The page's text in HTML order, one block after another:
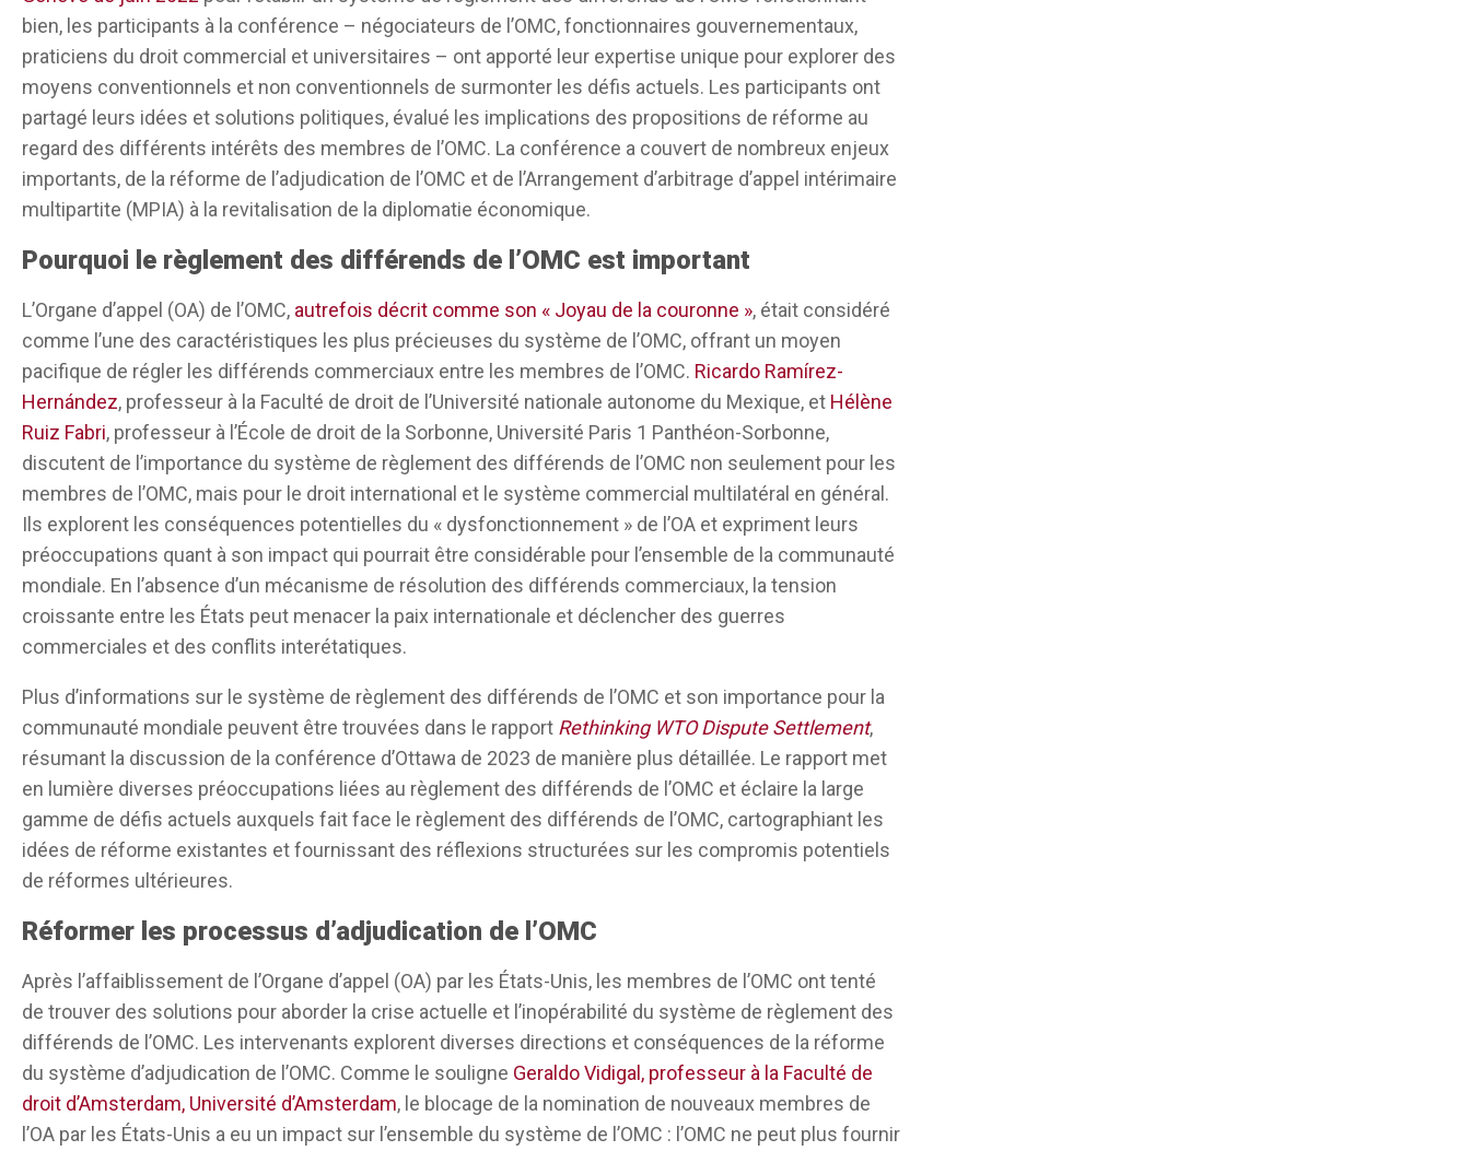
qui vient ensuite, ce ne sont pas seulement des guerres commerciales, mais des guerres
tout court, et si nous ne trouvons pas les moyens de régler les différends de manière
pacifique, le commerce deviendra un déclencheur de tensions supplémentaires. Aussi, le
multilatéralisme est menacé aujourd’hui et je pense que le principal défi de la prochaine
décennie est de sauver ce qui existe afin de préserver les meilleures chances de paix. Je ne
parle donc pas exclusivement d’un système d’arbitrage, mais d’une approche qui favorise le
règlement pacifique des différends.
Le problème pratique central est que les États-Unis, en particulier, sont mécontents de
l’Organe d’appel depuis de nombreuses années et ont décidé d’agir en conséquence, en
utilisant une disposition des accords qui exige un consensus, et démanteler l’Organe
d’appel. Cela signifie que l’OMC ne peut plus fournir le type de règlement des différends
contraignant pour lequel elle est devenue célèbre et qui a fait d’elle une organisation forte du
point de vue des différents pays.
Il n’est probablement pas possible de ramener les États-Unis dans une forme révisée de
système à deux niveaux tel que nous le connaissons aujourd’hui. Je pense que, et c’est en
fait une expérience assez intéressante, un certain nombre de membres ont créé un
système alternatif de règlement des différends, y compris l’Union européenne, le Japon, la
Chine et beaucoup d’autres, je dirais des pays systémiques. Ils ont en fait eu une bonne
expérience avec le système existant et ils veulent la poursuivre et donc je pense que si le
système est capable d’attirer plus de membres à l’avenir, nous aurons un système qui
la seule véritable solution pragmatique possible.
D’autres pays ont compris la gravité des préoccupations des États-Unis et ont essayé de
faire des compromis pour que le système de l’OMC continue de fonctionner, mais à long
terme, ils aimeraient que les États-Unis reviennent dans le système, qu’ils participent au
règlement des différends de l’OMC, de préférence avec l’Organe d’appel, mais je pense qu’à
l’heure actuelle, personne n’est sûr que cela puisse se faire. Ce que les gouvernements
pour maintenir le système, mais avec l’espoir d’une résurrection à long terme du système,
Je pense que beaucoup de choses peuvent être faites sans nécessairement modifier les
traités ou agir de manière formelle. La plupart de ces communautés ont développé des
pratiques et c’est sur ces pratiques et sur les pratiques écrites que nous devons agir et
réfléchir. Je pense que si nous continuons à utiliser et à nous référer aux précédents, nous
devons être très critiques dans la manière dont nous le faisons.
bien, les participants à la conférence – négociateurs de l’OMC, fonctionnaires gouvernementaux,
praticiens du droit commercial et universitaires – ont apporté leur expertise unique pour explorer des
moyens conventionnels et non conventionnels de surmonter les défis actuels. Les participants ont
partagé leurs idées et solutions politiques, évalué les implications des propositions de réforme au
regard des différents intérêts des membres de l’OMC. La conférence a couvert de nombreux enjeux
importants, de la réforme de l’adjudication de l’OMC et de l’Arrangement d’arbitrage d’appel intérimaire
multipartite (MPIA) à la revitalisation de la diplomatie économique.
Pourquoi le règlement des différends de l’OMC est important
L’Organe d’appel (OA) de l’OMC, autrefois décrit comme son « Joyau de la couronne », était considéré
comme l’une des caractéristiques les plus précieuses du système de l’OMC, offrant un moyen
pacifique de régler les différends commerciaux entre les membres de l’OMC. Ricardo Ramírez-
Hernández, professeur à la Faculté de droit de l’Université nationale autonome du Mexique, et Hélène
Ruiz Fabri, professeur à l’École de droit de la Sorbonne, Université Paris 1 Panthéon-Sorbonne,
discutent de l’importance du système de règlement des différends de l’OMC non seulement pour les
membres de l’OMC, mais pour le droit international et le système commercial multilatéral en général.
Ils explorent les conséquences potentielles du « dysfonctionnement » de l’OA et expriment leurs
préoccupations quant à son impact qui pourrait être considérable pour l’ensemble de la communauté
mondiale. En l’absence d’un mécanisme de résolution des différends commerciaux, la tension
croissante entre les États peut menacer la paix internationale et déclencher des guerres
commerciales et des conflits interétatiques.
Plus d’informations sur le système de règlement des différends de l’OMC et son importance pour la
communauté mondiale peuvent être trouvées dans le rapport Rethinking WTO Dispute Settlement,
résumant la discussion de la conférence d’Ottawa de 2023 de manière plus détaillée. Le rapport met
en lumière diverses préoccupations liées au règlement des différends de l’OMC et éclaire la large
gamme de défis actuels auxquels fait face le règlement des différends de l’OMC, cartographiant les
idées de réforme existantes et fournissant des réflexions structurées sur les compromis potentiels
de réformes ultérieures.
Réformer les processus d’adjudication de l’OMC
Après l’affaiblissement de l’Organe d’appel (OA) par les États-Unis, les membres de l’OMC ont tenté
de trouver des solutions pour aborder la crise actuelle et l’inopérabilité du système de règlement des
différends de l’OMC. Les intervenants explorent diverses directions et conséquences de la réforme
du système d’adjudication de l’OMC. Comme le souligne Geraldo Vidigal, professeur à la Faculté de
droit d’Amsterdam, Université d’Amsterdam, le blocage de la nomination de nouveaux membres de
l’OA par les États-Unis a eu un impact sur l’ensemble du système de l’OMC : l’OMC ne peut plus fournir